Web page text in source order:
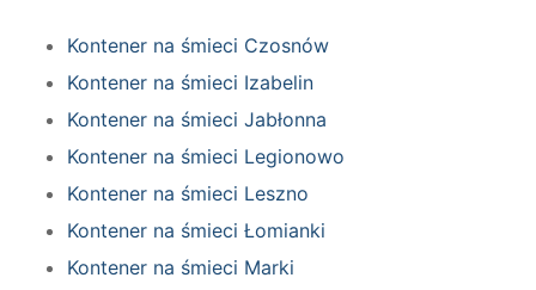
Kontener na śmieci Czosnów
Kontener na śmieci Izabelin
Kontener na śmieci Jabłonna
Kontener na śmieci Legionowo
Kontener na śmieci Leszno
Kontener na śmieci Łomianki
Kontener na śmieci Marki